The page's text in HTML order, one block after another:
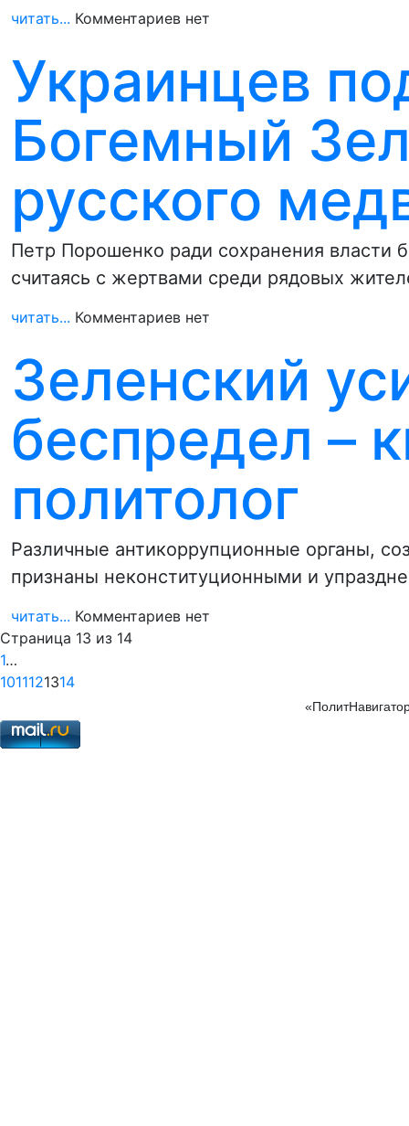
читать... Комментариев нет
Украинцев
Богемный
русского
Петр Порошенко ради сохранения власти
считаясь с жертвами среди рядовых
читать... Комментариев нет
Зеленский
беспредел –
политолог
Различные антикоррупционные органы,
признаны неконституционными и
читать... Комментариев нет
Страница 13 из 14
1…
1011121314